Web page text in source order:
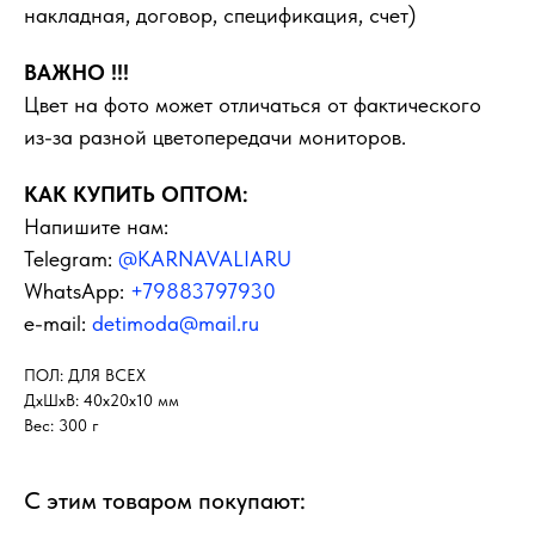
накладная, договор, спецификация, счет)
ВАЖНО !!!
Цвет на фото может отличаться от фактического
из-за разной цветопередачи мониторов.
КАК КУПИТЬ ОПТОМ:
Напишите нам:
Telegram: @KARNAVALIARU
WhatsApp: +79883797930
e-mail: detimoda@mail.ru
ПОЛ: ДЛЯ ВСЕХ
ДxШxВ: 40x20x10 мм
Вес: 300 г
С этим товаром покупают: